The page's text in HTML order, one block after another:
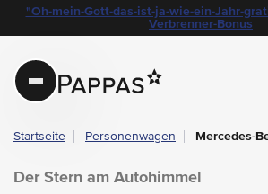
Navigation überspringen
Zum Hauptcontent
Zur Hauptnavigation springen
layout.table-of-content
Neuwagen von Mercedes-Benz bei Pappas
Warum Mercedes-Benz?
Welches Fahrzeugmodell von Mercedes-Benz passt
Mercedes-Benz Lines und Ausstattungspakete
Mercedes-Benz Fahrassistenzsysteme & Antrieb
Der Service von Pappas für Ihren Mercedes-Benz
"Oh-mein-Gott-das-ist-ja-wie-ein-Jahr-
Verbrenner-Bonus
Pappas
Startseite Personenwagen Mercedes-
Der Stern am Autohimmel